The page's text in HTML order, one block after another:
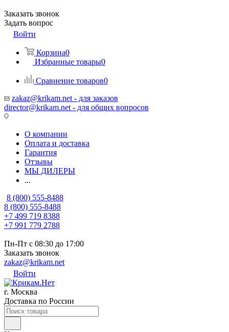
Заказать звонок
Задать вопрос
Войти
Корзина0
Избранные товары0
Сравнение товаров0
zakaz@krikam.net - для заказов
director@krikam.net - для общих вопросов
О компании
Оплата и доставка
Гарантия
Отзывы
МЫ ДИЛЕРЫ
...
8 (800) 555-8488
8 (800) 555-8488
+7 499 719 8388
+7 991 779 2788
Пн-Пт с 08:30 до 17:00
Заказать звонок
zakaz@krikam.net
Войти
г. Москва
Доставка по России